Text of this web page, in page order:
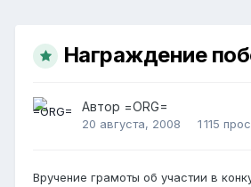
Награждение
Автор =ORG=
20 августа, 2008 1 115
Вручение грамоты об участии в